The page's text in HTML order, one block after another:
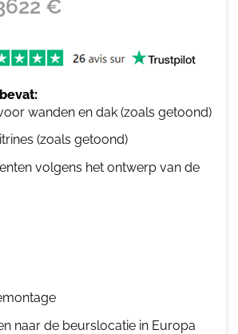
€
wanden en dak (zoals getoond)
(zoals getoond)
volgens het ontwerp van de
naar de beurslocatie in Europa